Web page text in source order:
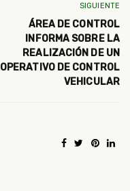
SIGUIENTE
ÁREA DE CONTROL
INFORMA SOBRE LA
REALIZACIÓN DE UN
OPERATIVO DE CONTROL
VEHICULAR